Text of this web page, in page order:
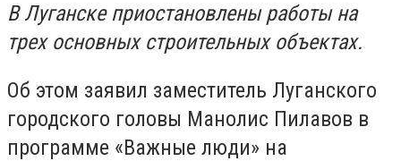
В Луганске приостановлены работы на
трех основных строительных объектах.
Об этом заявил заместитель Луганского
городского головы Манолис Пилавов в
программе «Важные люди» на